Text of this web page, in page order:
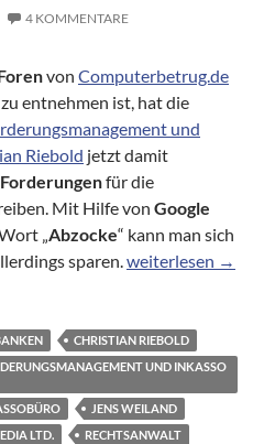
4 KOMMENTARE
von Computerbetrug.de
entnehmen ist, hat die
und
Riebold jetzt damit
Forderungenfür die
Mit Hilfe von Google
„Abzocke“ kann man sich
sparen.Die
weiterlesen →
CHRISTIAN RIEBOLD
UND INKASSO
JENS WEILAND
LTD.
RECHTSANWALT